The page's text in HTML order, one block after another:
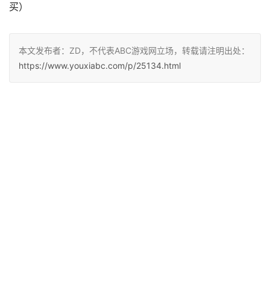
买）
本文发布者：ZD，不代表ABC游戏网立场，转载请注明出处：
https://www.youxiabc.com/p/25134.html